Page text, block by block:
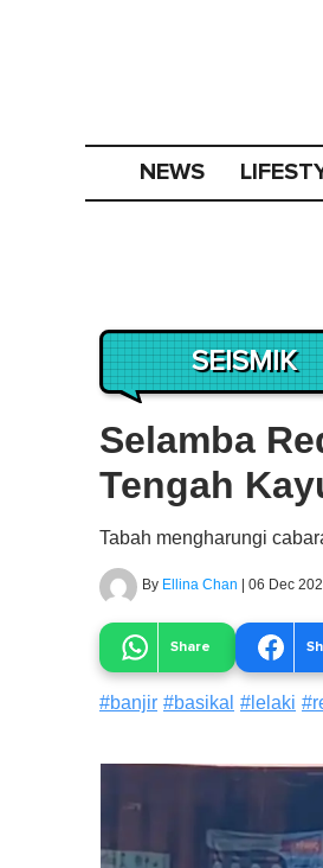
NEWS
SEISMIK
Selamba
Tengah
Tabah mengharungi
By Ellina Chan | 06 Dec
Share
#banjir #basikal # lelaki #